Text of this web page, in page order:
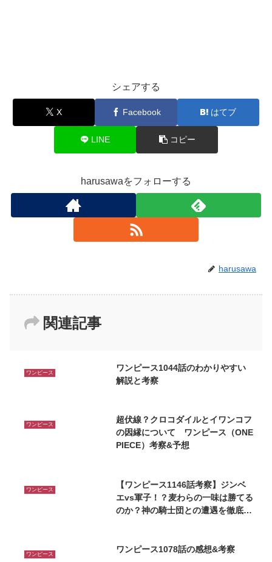
シェアする
X Facebook はてブ
LINE コピー
harusawaをフォローする
harusawa
関連記事
ワンピース
ワンピース1044話のわかりやすい
解説と考察
ワンピース
超伏線？クロコダイルとイワンコフ
の因縁について ワンピース（ONE
PIECE）考察&予想
ワンピース
【ワンピース1146話考察】ジンベ
エvs軍子！？麦わらの一味は勝てる
のか？神の騎士団との遭遇を徹底深
ワンピース ワンピース1078話の感想&考察